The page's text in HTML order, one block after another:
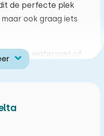
de perfecte plek
ook graag iets
waterpret of
’s Avonds keert u
een plek
comfort van een
14 15 16